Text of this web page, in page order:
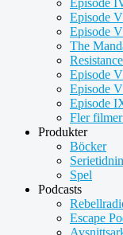
Episode
Episode
Episode
The
Resistance
Episode
Episode
Episode
Fler
Produkter
Böcker
Spel
Podcasts
Escape